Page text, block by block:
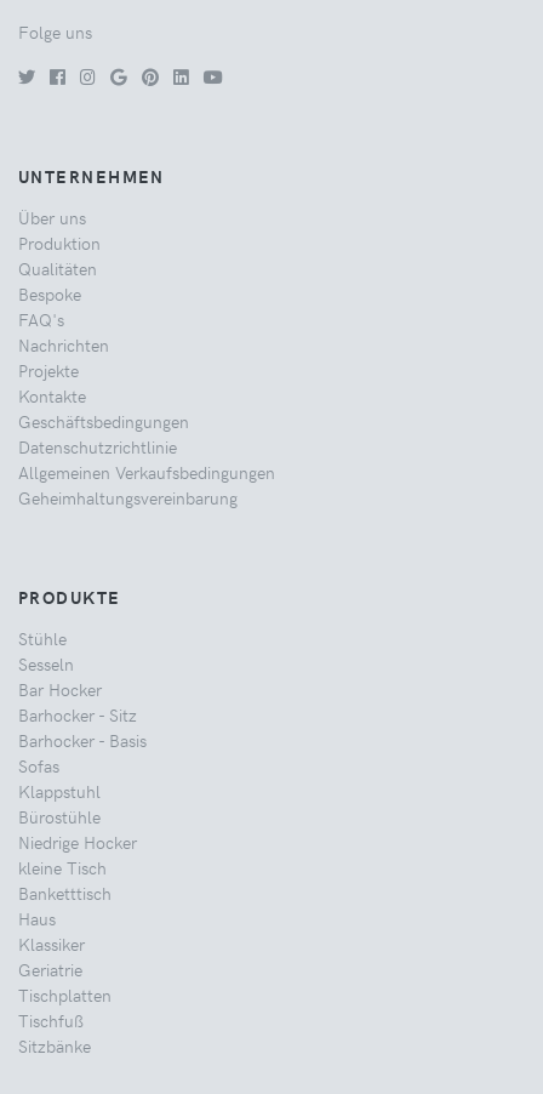
Folge uns
UNTERNEHMEN
Über uns
Produktion
Qualitäten
Bespoke
FAQ's
Nachrichten
Projekte
Kontakte
Geschäftsbedingungen
Datenschutzrichtlinie
Allgemeinen Verkaufsbedingungen
Geheimhaltungsvereinbarung
PRODUKTE
Stühle
Sesseln
Bar Hocker
Barhocker - Sitz
Barhocker - Basis
Sofas
Klappstuhl
Bürostühle
Niedrige Hocker
kleine Tisch
Banketttisch
Haus
Klassiker
Geriatrie
Tischplatten
Tischfuß
Sitzbänke